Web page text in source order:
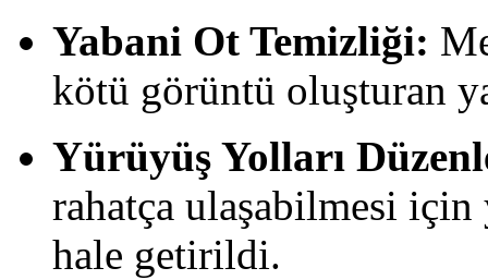
Yabani Ot Temizliği:
kötü görüntü oluşturan
Yürüyüş Yolları
rahatça ulaşabilmesi
hale getirildi.